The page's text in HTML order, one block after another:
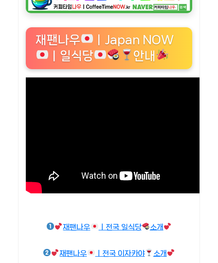
재팬나우
ㅣJapan NOW
ㅣ일식당
안내
재팬나우 ㅣ전국 일식당 소개
재팬나우 ㅣ전국 이자카야 소개